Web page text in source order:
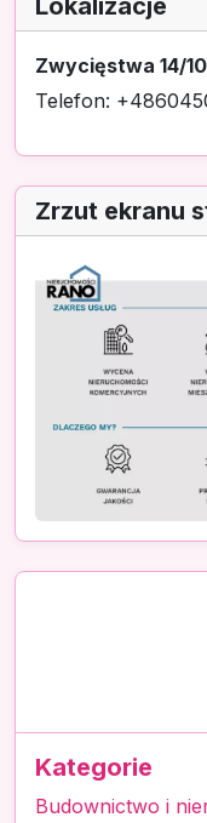
Lokalizacje
Zwycięstwa 14/
Telefon:
Zrzut ekranu
Kategorie
Budownictwo i